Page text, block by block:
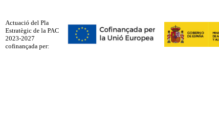
Actuació del Pla
Estratègic de la PAC
2023-2027
cofinançada per: